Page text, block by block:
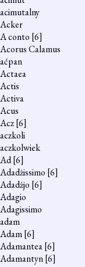
acimutalny
Acker
A conto [6]
Acorus Calamus
aćpan
Actaea
Actis
Activa
Acus
Acz[6]
aczkoli
aczkolwiek
Ad[6]
Adadżissimo [6]
Adadżjo [6]
Adagio
Adagissimo
adam
Adam[6]
Adamantea[6]
Adamantyn[6]